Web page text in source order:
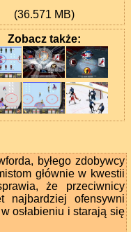
(36.571 MB)
Zobacz także:
byłego zdobywcy
głównie w kwestii
że przeciwnicy
najbardziej ofensywni
osłabieniu i starają się